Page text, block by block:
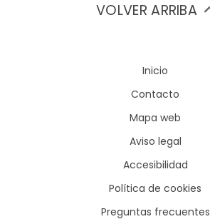
VOLVER ARRIBA
Inicio
Contacto
Mapa web
Aviso legal
Accesibilidad
Política de cookies
Preguntas frecuentes